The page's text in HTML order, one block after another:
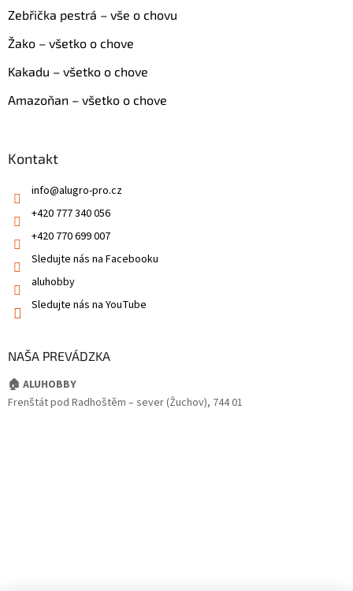
Zebřička pestrá – vše o chovu
Žako – všetko o chove
Kakadu – všetko o chove
Amazoňan – všetko o chove
Kontakt
info@alugro-pro.cz
+420 777 340 056
+420 770 699 007
Sledujte nás na Facebooku
aluhobby
Sledujte nás na YouTube
NAŠA PREVÁDZKA
🏠 ALUHOBBY
Frenštát pod Radhoštěm – sever (Žuchov), 744 01